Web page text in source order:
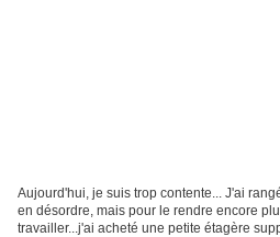
Aujourd'hui, je suis trop contente... J'ai
en désordre, mais pour le rendre encore
travailler...j'ai acheté une petite étagère